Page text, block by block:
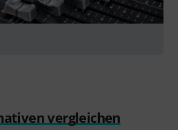
vergleichen